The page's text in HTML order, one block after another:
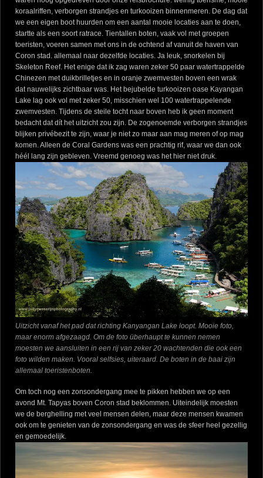
koraalriffen, verborgen strandjes en turkooizen binnenmeren. De dag dat
we een eigen boot huurden om een aantal mooie locaties aan te doen,
startte als een soort ratrace. Tientallen boten, vaak vol met groepen
toeristen, voeren samen met ons in de ochtend af vanuit de haven van
Coron stad. allemaal naar dezelfde locaties. Ja leuk, snorkelen bij
Skeleton Reef. Het enige dat ik zag waren zeker 50 paar watertrappelde
Chinezen met duikbrilletjes en in oranje zwemvesten boven een wrak
dat nauwelijks zichtbaar was. Het bejubelde turkooizen oase Kayangan
Lake lag ook vol met zeker 50, misschien wel 100 watertrappelende
zwemvesten. Tijdens de steile tocht naar boven heb ik geen moment
bedacht dat dít het uitzicht zou zijn. De zogenoemde verborgen strandjes
blijken privébezit te zijn, waar je niet zo maar aan mag meren of op mag
komen. Alleen de Coral Gardens was een prachtig rif, waar we dan ook
héél lang zijn gebleven. Vreemd genoeg was het hier niet druk.
Uitzicht vanaf het pad dat richting Kanyangan Lake loopt. Mooie foto,
maar enorm afgezaagd. Om de foto überhaupt te kunnen nemen
moesten we aansluiten in een rij van zeker 20 wachtenden die ook een
foto wilden maken. Vooral selfsies, uiteraard. De boten in de baai zijn
allemaal toeristenboten.
Om toch nog een zonsondergang mee te pikken hebben we op een
avond Mt. Tapyas boven Coron stad beklommen. Uiteindelijk moesten
we de berghelling met veel mensen delen, maar deze mensen kwamen
ook om te genieten van de zonsondergang en was de sfeer heel gezellig
en gemoedelijk.